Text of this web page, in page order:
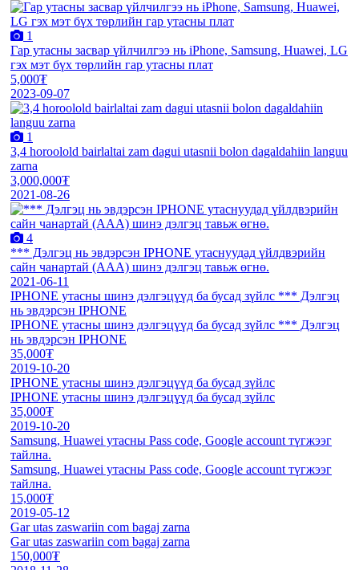
1
Гар утасны засвар үйлчилгээ нь iPhone, Samsung, Huawei, LG
гэх мэт бүх төрлийн гар утасны плат
5,000₮
2023-09-07
1
3,4 horoolold bairlaltai zam dagui utasnii bolon dagaldahiin languu
zarna
3,000,000₮
2021-08-26
4
*** Дэлгэц нь эвдэрсэн IPHONE утаснуудад үйлдвэрийн
сайн чанартай (AAA) шинэ дэлгэц тавьж өгнө.
2021-06-11
IPHONE утасны шинэ дэлгэцүүд ба бусад зүйлс *** Дэлгэц
нь эвдэрсэн IPHONE
IPHONE утасны шинэ дэлгэцүүд ба бусад зүйлс *** Дэлгэц
нь эвдэрсэн IPHONE
35,000₮
2019-10-20
IPHONE утасны шинэ дэлгэцүүд ба бусад зүйлс
IPHONE утасны шинэ дэлгэцүүд ба бусад зүйлс
35,000₮
2019-10-20
Samsung, Huawei утасны Pass code, Google account түгжээг
тайлна.
Samsung, Huawei утасны Pass code, Google account түгжээг
тайлна.
15,000₮
2019-05-12
Gar utas zaswariin com bagaj zarna
Gar utas zaswariin com bagaj zarna
150,000₮